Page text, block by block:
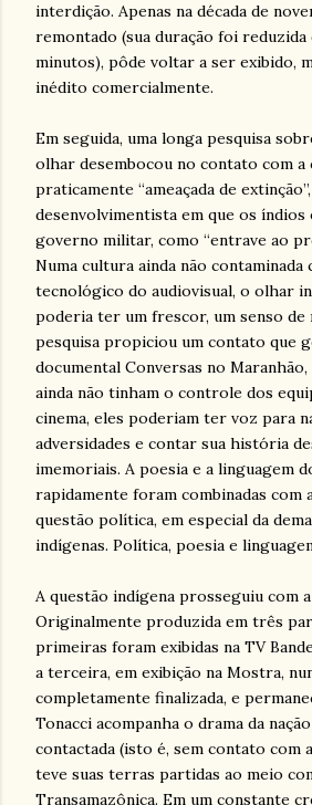
interdição. Apenas na década de
remontado (sua duração foi reduzida
minutos), pôde voltar a ser exibido,
inédito comercialmente.
Em seguida, uma longa pesquisa
olhar desembocou no contato com a
praticamente “ameaçada de
desenvolvimentista em que os
governo militar, como “entrave ao
Numa cultura ainda não contaminada
tecnológico do audiovisual, o olhar
poderia ter um frescor, um senso de
pesquisa propiciou um contato que
documental Conversas no
ainda não tinham o controle dos
cinema, eles poderiam ter voz para
adversidades e contar sua história
imemoriais. A poesia e a linguagem
rapidamente foram combinadas com
questão política, em especial da
indígenas. Política, poesia e
A questão indígena prosseguiu com
Originalmente produzida em três
primeiras foram exibidas na TV
a terceira, em exibição na Mostra,
completamente finalizada, e
Tonacci acompanha o drama da
contactada (isto é, sem contato com
teve suas terras partidas ao meio
Transamazônica. Em um constante